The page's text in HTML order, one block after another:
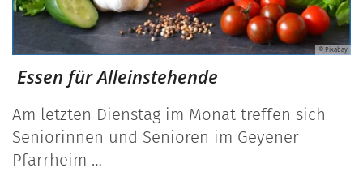
© Pixabay
Essen für Alleinstehende
Am letzten Dienstag im Monat treffen sich
Seniorinnen und Senioren im Geyener
Pfarrheim …